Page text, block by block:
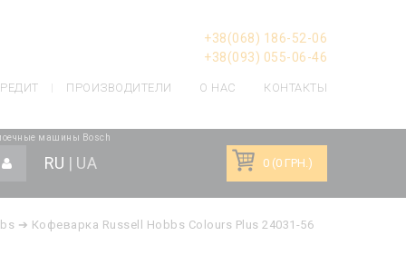
+38(068) 186-52-06
+38(093) 055-06-46
ПРОИЗВОДИТЕЛИ О НАС КОНТАКТЫ
машины Bosch
RU | UA 0 (0 ГРН.)
➔ Кофеварка Russell Hobbs Colours Plus 24031-56